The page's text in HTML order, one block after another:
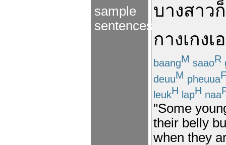
sample
sentences
บางสาวก็
กางเกงเ
baangM saaoR
deuuM pheuuaF
leukH lapH naa
"Some
their belly
when they